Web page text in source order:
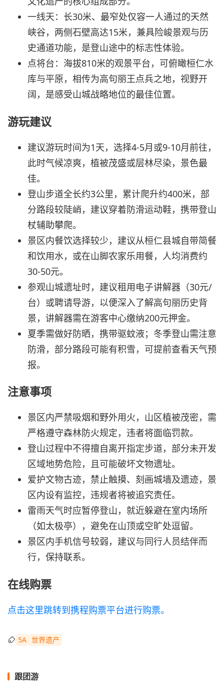
一线天：长30米、最窄处仅容一人通过的天然
峡谷，两侧石壁高达15米，兼具险峻景观与历
史通道功能，是登山途中的标志性体验。
点将台：海拔810米的观景平台，可俯瞰桓仁水
库与平原，相传为高句丽王点兵之地，视野开
阔，是感受山城战略地位的最佳位置。
游玩建议
建议游玩时间为1天，选择4-5月或9-10月前往，
此时气候凉爽，植被茂盛或层林尽染，景色最
佳。
登山步道全长约3公里，累计爬升约400米，部
分路段较陡峭，建议穿着防滑运动鞋，携带登山
杖辅助攀爬。
景区内餐饮选择较少，建议从桓仁县城自带简餐
和饮用水，或在山脚农家乐用餐，人均消费约
30-50元。
参观山城遗址时，建议租用电子讲解器（30元/
台）或聘请导游，以便深入了解高句丽历史背
景，讲解器需在游客中心缴纳200元押金。
夏季需做好防晒，携带驱蚊液；冬季登山需注意
防滑，部分路段可能有积雪，可提前查看天气预
报。
注意事项
景区内严禁吸烟和野外用火，山区植被茂密，需
严格遵守森林防火规定，违者将面临罚款。
登山过程中不得擅自离开指定步道，部分未开发
区域地势危险，且可能破坏文物遗址。
爱护文物古迹，禁止触摸、刻画城墙及遗迹，景
区内设有监控，违规者将被追究责任。
雷雨天气时应暂停登山，就近躲避在室内场所
（如太极亭），避免在山顶或空旷处逗留。
景区内手机信号较弱，建议与同行人员结伴而
行，保持联系。
在线购票
点击这里跳转到携程购票平台进行购票。
5A 世界遗产
跟团游